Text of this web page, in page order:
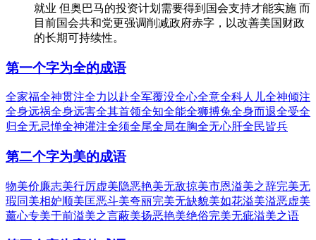
就业 但奥巴马的投资计划需要得到国会支持才能实施 而
目前国会共和党更强调削减政府赤字，以改善美国财政
的长期可持续性。
第一个字为全的成语
全家福全神贯注全力以赴全军覆没全心全意全科人儿全神倾注
全身远祸全身远害全其首领全知全能全狮搏兔全身而退全受全
归全无忌惮全神灌注全须全尾全局在胸全无心肝全民皆兵
第二个字为美的成语
物美价廉志美行厉虚美隐恶艳美无敌掠美市恩溢美之辞完美无
瑕同美相妒顺美匡恶斗美夸丽完美无缺貌美如花溢美溢恶虚美
薰心专美于前溢美之言蔽美扬恶艳美绝俗完美无疵溢美之语